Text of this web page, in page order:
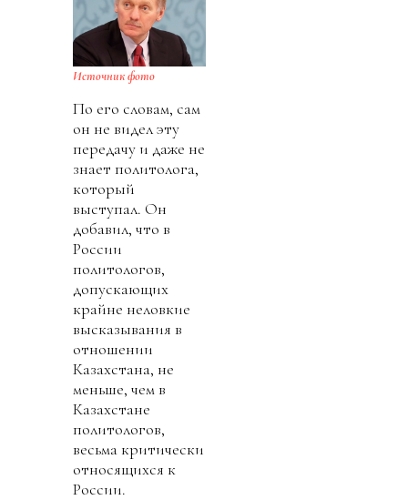
Источник фото
По его словам, сам
он не видел эту
передачу и даже не
знает политолога,
который
выступал. Он
добавил, что в
России
политологов,
допускающих
крайне неловкие
высказывания в
отношении
Казахстана, не
меньше, чем в
Казахстане
политологов,
весьма критически
относящихся к
России.